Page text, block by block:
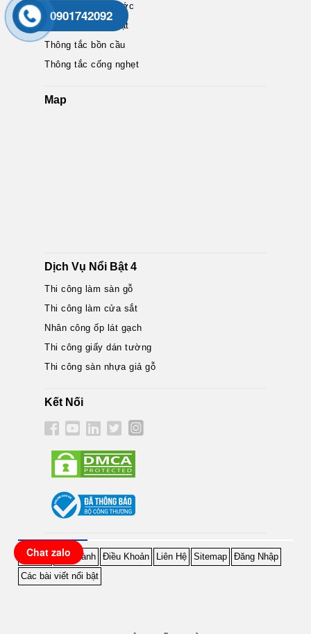
Sửa máy bơm nước
Sửa chữa máy giặt
Thông tắc bồn cầu
Thông tắc cống nghẹt
Map
Dịch Vụ Nổi Bật 4
Thi công làm sàn gỗ
Thi công làm cửa sắt
Nhân công ốp lát gạch
Thi công giấy dán tường
Thi công sàn nhựa giả gỗ
Kết Nối
Hỗ Trợ Bảo Hành Điều Khoản Liên Hệ Sitemap
Đăng Nhập
Các bài viết nổi bật
Chat zalo
0901742092